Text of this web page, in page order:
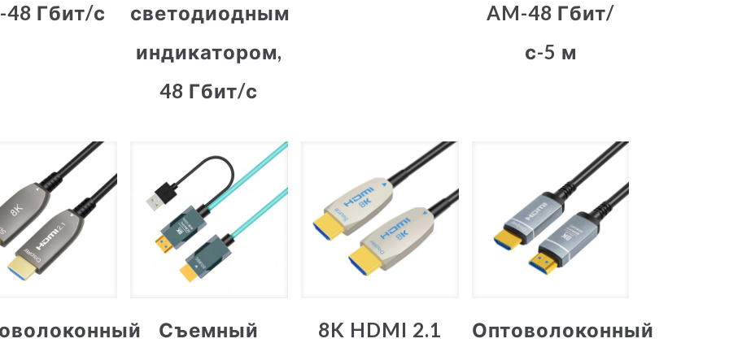
48 Гбит/с
светодиодным
индикатором,
48 Гбит/с
AM-48 Гбит/
с-5 м
Съемный
8K HDMI 2.1
Оптоволоконный